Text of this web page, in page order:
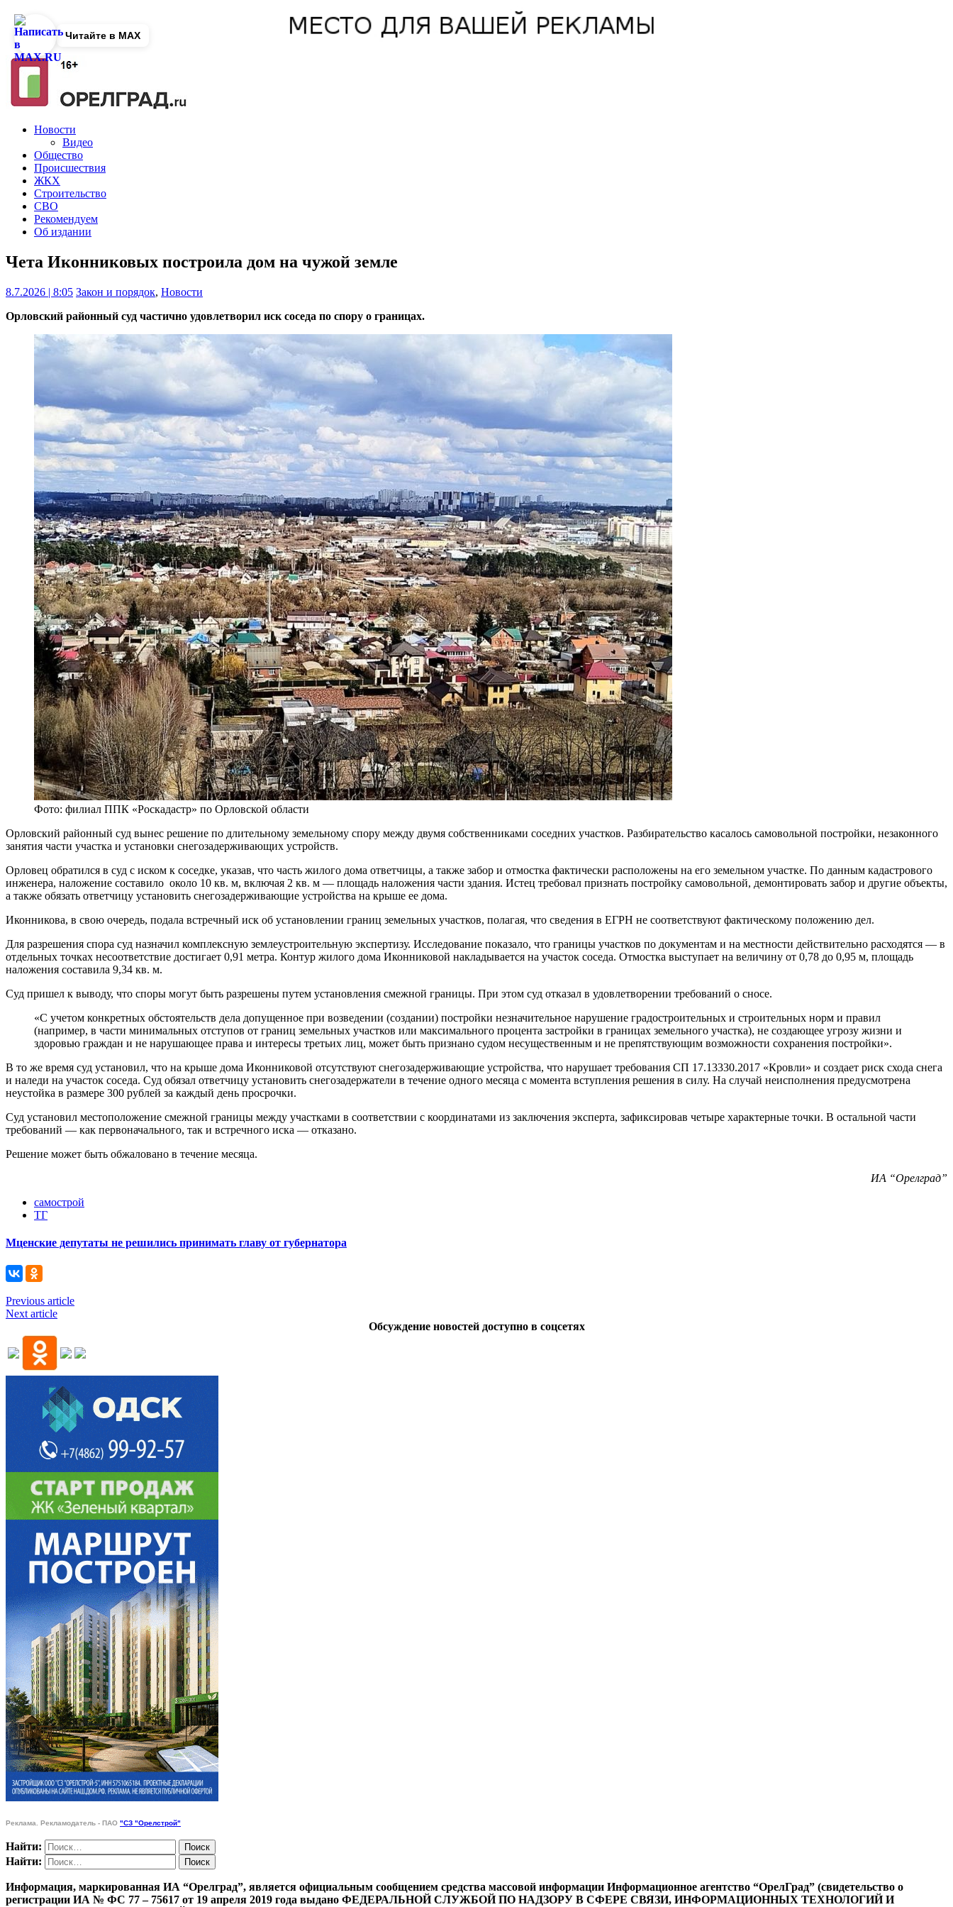
Новости
Видео
Общество
Происшествия
ЖКХ
Строительство
СВО
Рекомендуем
Об издании
Чета Иконниковых построила дом на чужой земле
8.7.2026 | 8:05 Закон и порядок, Новости
Орловский районный суд частично удовлетворил иск соседа по спору о границах.
Фото: филиал ППК «Роскадастр» по Орловской области
Орловский районный суд вынес решение по длительному земельному спору между двумя собственниками соседних участков. Разбирательство касалось самовольной постройки, незаконного
занятия части участка и установки снегозадерживающих устройств.
Орловец обратился в суд с иском к соседке, указав, что часть жилого дома ответчицы, а также забор и отмостка фактически расположены на его земельном участке. По данным кадастрового
инженера, наложение составило около 10 кв. м, включая 2 кв. м — площадь наложения части здания. Истец требовал признать постройку самовольной, демонтировать забор и другие объекты,
а также обязать ответчицу установить снегозадерживающие устройства на крыше ее дома.
Иконникова, в свою очередь, подала встречный иск об установлении границ земельных участков, полагая, что сведения в ЕГРН не соответствуют фактическому положению дел.
Для разрешения спора суд назначил комплексную землеустроительную экспертизу. Исследование показало, что границы участков по документам и на местности действительно расходятся — в
отдельных точках несоответствие достигает 0,91 метра. Контур жилого дома Иконниковой накладывается на участок соседа. Отмостка выступает на величину от 0,78 до 0,95 м, площадь
наложения составила 9,34 кв. м.
Суд пришел к выводу, что споры могут быть разрешены путем установления смежной границы. При этом суд отказал в удовлетворении требований о сносе.
«С учетом конкретных обстоятельств дела допущенное при возведении (создании) постройки незначительное нарушение градостроительных и строительных норм и правил
(например, в части минимальных отступов от границ земельных участков или максимального процента застройки в границах земельного участка), не создающее угрозу жизни и
здоровью граждан и не нарушающее права и интересы третьих лиц, может быть признано судом несущественным и не препятствующим возможности сохранения постройки».
В то же время суд установил, что на крыше дома Иконниковой отсутствуют снегозадерживающие устройства, что нарушает требования СП 17.13330.2017 «Кровли» и создает риск схода снега
и наледи на участок соседа. Суд обязал ответчицу установить снегозадержатели в течение одного месяца с момента вступления решения в силу. На случай неисполнения предусмотрена
неустойка в размере 300 рублей за каждый день просрочки.
Суд установил местоположение смежной границы между участками в соответствии с координатами из заключения эксперта, зафиксировав четыре характерные точки. В остальной части
требований — как первоначального, так и встречного иска — отказано.
Решение может быть обжаловано в течение месяца.
ИА “Орелград”
самострой
ТГ
Мценские депутаты не решились принимать главу от губернатора
Previous article
Next article
Обсуждение новостей доступно в соцсетях
Реклама. Рекламодатель - ПАО "СЗ "Орелстрой"
Найти:
Найти:
Информация, маркированная ИА “Орелград”, является официальным сообщением средства массовой информации Информационное агентство “ОрелГрад” (свидетельство о
регистрации ИА № ФС 77 – 75617 от 19 апреля 2019 года выдано ФЕДЕРАЛЬНОЙ СЛУЖБОЙ ПО НАДЗОРУ В СФЕРЕ СВЯЗИ, ИНФОРМАЦИОННЫХ ТЕХНОЛОГИЙ И
Читайте в MAX